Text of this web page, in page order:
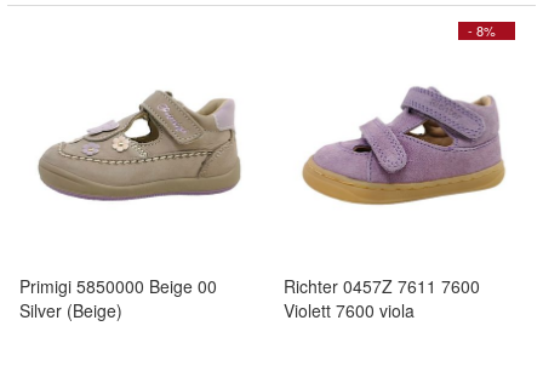
Primigi 5850000 Beige 00
Silver (Beige)
- 8%
Richter 0457Z 7611 7600
Violett 7600 viola